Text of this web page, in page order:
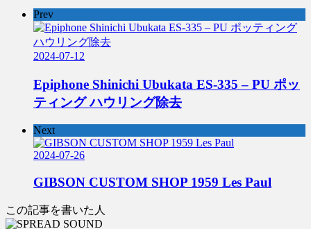
Prev
2024-07-12
Epiphone Shinichi Ubukata ES-335 – PU ポッ
ティング ハウリング除去
Next
2024-07-26
GIBSON CUSTOM SHOP 1959 Les Paul
この記事を書いた人